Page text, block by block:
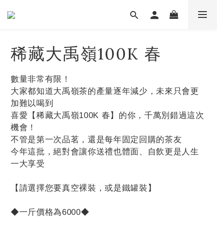
稀藏大禹嶺100K 春
數量非常有限！
大家都知道大禹嶺茶的產量逐年減少，未來只會更
加難以喝到
喜愛【稀藏大禹嶺100K 春】的你，千萬別錯過這次
機會！
不管是第一次品茗，還是每年固定回購的茶友
今年這批，絕對會讓你送禮也體面、自飲更是人生
一大享受
【請選擇您要真空裸裝，或是鐵罐裝】
◆一斤價格為6000◆